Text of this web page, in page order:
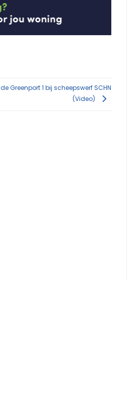
Greenport 1 bij scheepswerf SCHN
(Video)